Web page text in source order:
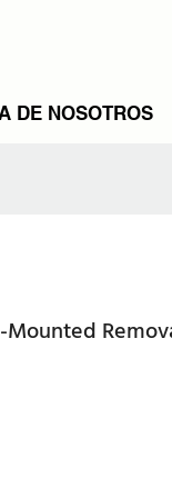
DE NOSOTROS